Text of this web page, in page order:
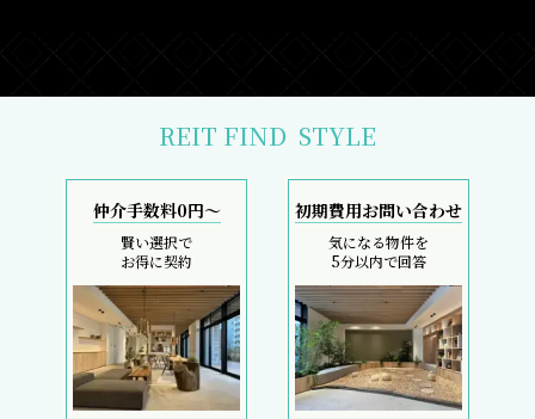
REIT FIND STYLE
仲介手数料0円～
賢い選択で
お得に契約
初期費用お問い合わせ
気になる物件を
5分以内で回答